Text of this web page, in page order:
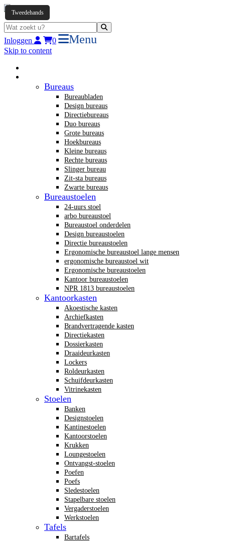
Inloggen 0 Menu
Skip to content
Bureaus
Bureaubladen
Design bureaus
Directiebureaus
Duo bureaus
Grote bureaus
Hoekbureaus
Kleine bureaus
Rechte bureaus
Slinger bureau
Zit-sta bureaus
Zwarte bureaus
Bureaustoelen
24-uurs stoel
arbo bureaustoel
Bureaustoel onderdelen
Design bureaustoelen
Directie bureaustoelen
Ergonomische bureaustoel lange mensen
ergonomische bureaustoel wit
Ergonomische bureaustoelen
Kantoor bureaustoelen
NPR 1813 bureaustoelen
Kantoorkasten
Akoestische kasten
Archiefkasten
Brandvertragende kasten
Directiekasten
Dossierkasten
Draaideurkasten
Lockers
Roldeurkasten
Schuifdeurkasten
Vitrinekasten
Stoelen
Banken
Designstoelen
Kantinestoelen
Kantoorstoelen
Krukken
Loungestoelen
Ontvangst-stoelen
Poefen
Poefs
Sledestoelen
Stapelbare stoelen
Vergaderstoelen
Werkstoelen
Tafels
Bartafels
Tweedehands